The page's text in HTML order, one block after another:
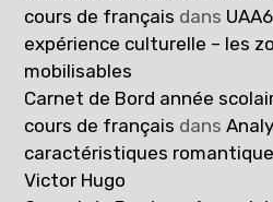
cours de français dans
expérience culturelle – les
mobilisables
Carnet de Bord année
cours de français dans
caractéristiques
Victor Hugo